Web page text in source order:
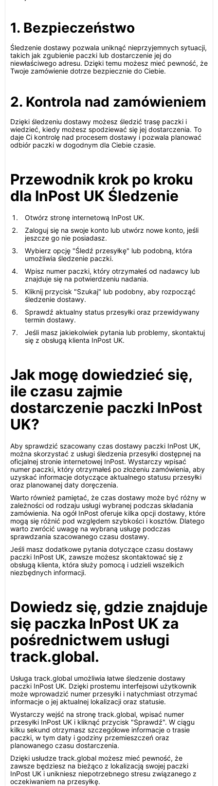
1. Bezpieczeństwo
Śledzenie dostawy pozwala uniknąć nieprzyjemnych sytuacji,
takich jak zgubienie paczki lub dostarczenie jej do
niewłaściwego adresu. Dzięki temu możesz mieć pewność, że
Twoje zamówienie dotrze bezpiecznie do Ciebie.
2. Kontrola nad zamówieniem
Dzięki śledzeniu dostawy możesz śledzić trasę paczki i
wiedzieć, kiedy możesz spodziewać się jej dostarczenia. To
daje Ci kontrolę nad procesem dostawy i pozwala planować
odbiór paczki w dogodnym dla Ciebie czasie.
Przewodnik krok po kroku
dla InPost UK Śledzenie
Otwórz stronę internetową InPost UK.
Zaloguj się na swoje konto lub utwórz nowe konto, jeśli
jeszcze go nie posiadasz.
Wybierz opcję "Śledź przesyłkę" lub podobną, która
umożliwia śledzenie paczki.
Wpisz numer paczki, który otrzymałeś od nadawcy lub
znajduje się na potwierdzeniu nadania.
Kliknij przycisk "Szukaj" lub podobny, aby rozpocząć
śledzenie dostawy.
Sprawdź aktualny status przesyłki oraz przewidywany
termin dostawy.
Jeśli masz jakiekolwiek pytania lub problemy, skontaktuj
się z obsługą klienta InPost UK.
Jak mogę dowiedzieć się,
ile czasu zajmie
dostarczenie paczki InPost
UK?
Aby sprawdzić szacowany czas dostawy paczki InPost UK,
można skorzystać z usługi śledzenia przesyłki dostępnej na
oficjalnej stronie internetowej InPost. Wystarczy wpisać
numer paczki, który otrzymałeś po złożeniu zamówienia, aby
uzyskać informacje dotyczące aktualnego statusu przesyłki
oraz planowanej daty doręczenia.
Warto również pamiętać, że czas dostawy może być różny w
zależności od rodzaju usługi wybranej podczas składania
zamówienia. Na ogół InPost oferuje kilka opcji dostawy, które
mogą się różnić pod względem szybkości i kosztów. Dlatego
warto zwrócić uwagę na wybraną usługę podczas
sprawdzania szacowanego czasu dostawy.
Jeśli masz dodatkowe pytania dotyczące czasu dostawy
paczki InPost UK, zawsze możesz skontaktować się z
obsługą klienta, która służy pomocą i udzieli wszelkich
niezbędnych informacji.
Dowiedz się, gdzie znajduje
się paczka InPost UK za
pośrednictwem usługi
track.global.
Usługa track.global umożliwia łatwe śledzenie dostawy
paczki InPost UK. Dzięki prostemu interfejsowi użytkownik
może wprowadzić numer przesyłki i natychmiast otrzymać
informacje o jej aktualnej lokalizacji oraz statusie.
Wystarczy wejść na stronę track.global, wpisać numer
przesyłki InPost UK i kliknąć przycisk "Sprawdź". W ciągu
kilku sekund otrzymasz szczegółowe informacje o trasie
paczki, w tym daty i godziny przemieszczeń oraz
planowanego czasu dostarczenia.
Dzięki usłudze track.global możesz mieć pewność, że
zawsze będziesz na bieżąco z lokalizacją swojej paczki
InPost UK i unikniesz niepotrzebnego stresu związanego z
oczekiwaniem na przesyłkę.